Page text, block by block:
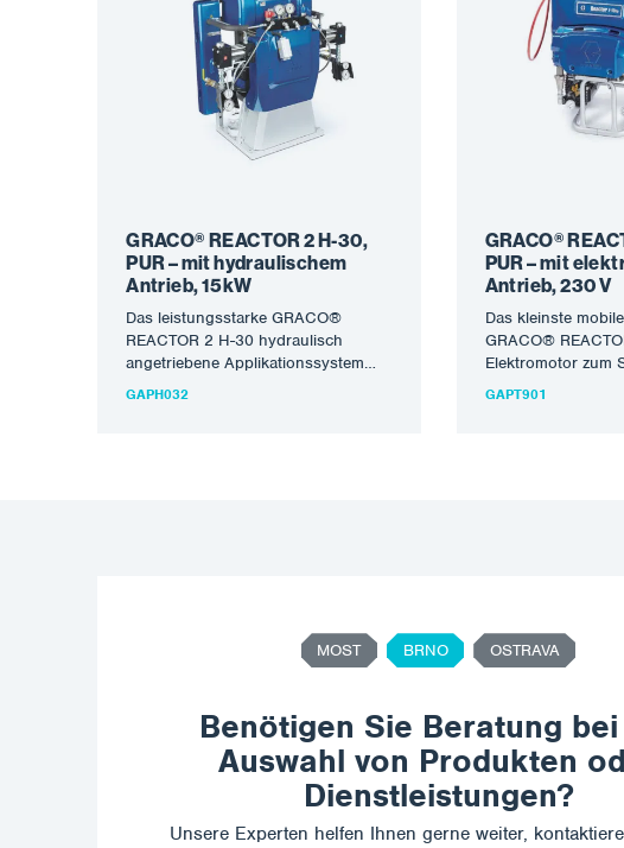
GRACO® REACTOR 2 H-30,
PUR – mit hydraulischem
Antrieb, 15kW
Das leistungsstarke GRACO®
REACTOR 2 H-30 hydraulisch
angetriebene Applikationssystem
zum Sprühen und Gießen von PUR-
GAPH032
GRACO®
PUR – mit
Antrieb, 230 V
Das kleinste
GRACO®
Elektromotor zum
Polyurea-
GAPT901
MOST BRNO OSTRAVA
Benötigen Sie Beratung
Auswahl von Produkten
Dienstleistungen?
Unsere Experten helfen Ihnen gerne weiter,